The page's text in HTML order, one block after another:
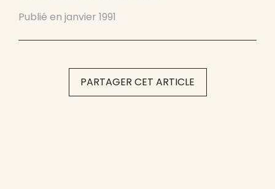
Publié en janvier 1991
PARTAGER CET ARTICLE